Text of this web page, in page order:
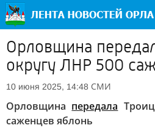
Орловщина
округу ЛНР 500
10 июня 2025, 14:48 СМИ
Орловщина передала
саженцев яблонь